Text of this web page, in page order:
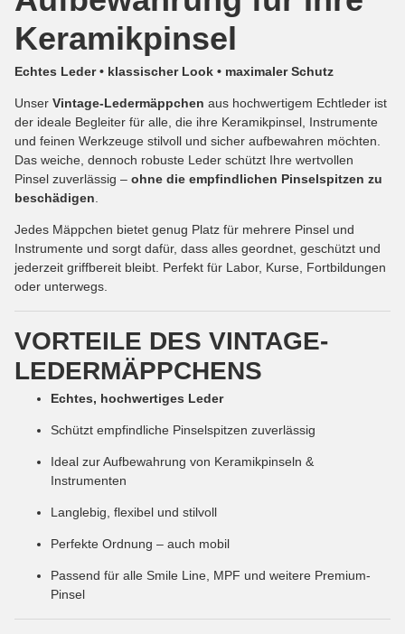
Keramikpinsel
Echtes Leder • klassischer Look • maximaler Schutz
Unser Vintage-Ledermäppchen aus hochwertigem Echtleder ist
der ideale Begleiter für alle, die ihre Keramikpinsel, Instrumente
und feinen Werkzeuge stilvoll und sicher aufbewahren möchten.
Das weiche, dennoch robuste Leder schützt Ihre wertvollen
Pinsel zuverlässig – ohne die empfindlichen Pinselspitzen zu
beschädigen
Jedes Mäppchen bietet genug Platz für mehrere Pinsel und
Instrumente und sorgt dafür, dass alles geordnet, geschützt und
jederzeit griffbereit bleibt. Perfekt für Labor, Kurse, Fortbildungen
oder unterwegs.
VORTEILE DES VINTAGE-
LEDERMÄPPCHENS
Echtes, hochwertiges Leder
Schützt empfindliche Pinselspitzen zuverlässig
Ideal zur Aufbewahrung von Keramikpinseln &
Instrumenten
Langlebig, flexibel und stilvoll
Perfekte Ordnung – auch mobil
Passend für alle Smile Line, MPF und weitere Premium-
Pinsel